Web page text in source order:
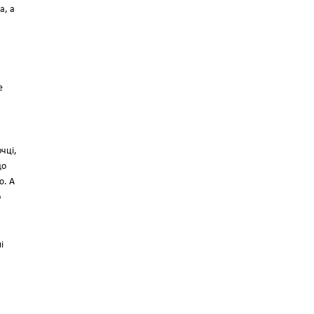
а
А